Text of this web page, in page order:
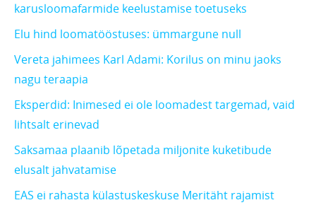
karusloomafarmide keelustamise toetuseks
Elu hind loomatööstuses: ümmargune null
Vereta jahimees Karl Adami: Korilus on minu jaoks
nagu teraapia
Eksperdid: Inimesed ei ole loomadest targemad, vaid
lihtsalt erinevad
Saksamaa plaanib lõpetada miljonite kuketibude
elusalt jahvatamise
EAS ei rahasta külastuskeskuse Meritäht rajamist